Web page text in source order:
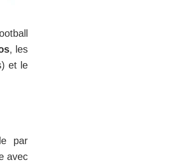
, les
et le
par
avec